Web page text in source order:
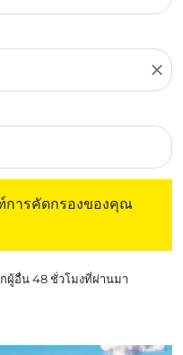
close
การคัดกรองของคุณ
ผู้อื่น 48 ชั่วโมงที่ผ่านมา